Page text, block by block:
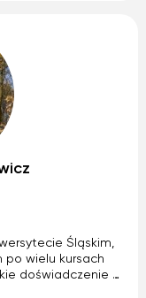
Śląskim,
wielu kursach
doświadczenie w
pory wyłącznie z